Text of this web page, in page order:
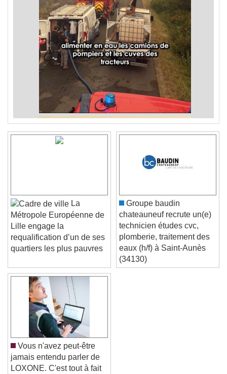
La
Métropole Européenne de
Lille engage la
requalification d’un de ses
quartiers les plus pauvres
Groupe baudin
chateauneuf recrute un(e)
technicien études cvc,
plomberie, traitement des
eaux (h/f) à Saint-Aunès
(34130)
Vous n'avez peut-être
jamais entendu parler de
LOXONE. C'est tout à fait